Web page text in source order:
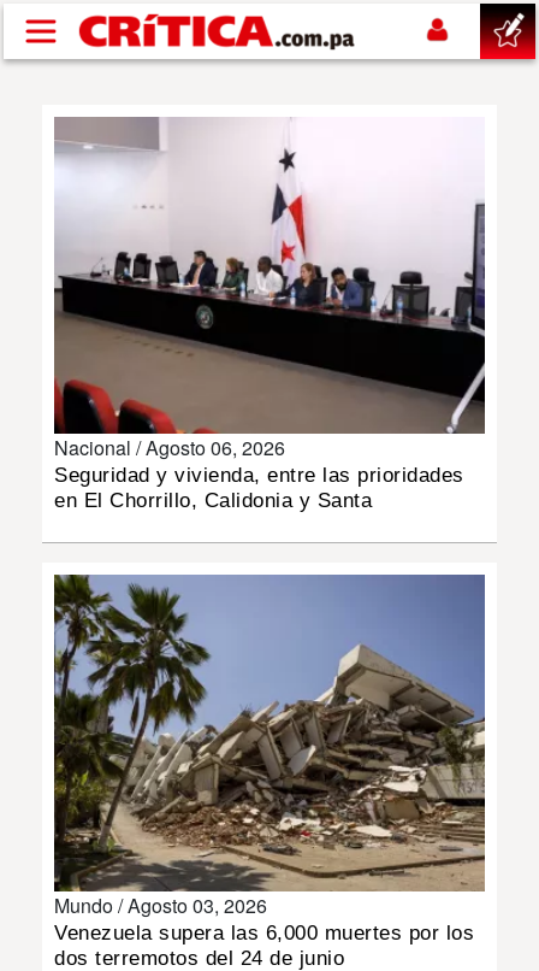
Pasar al contenido principal
POLÍTICA
SHOW
DEPORTES
INSÓLITAS
MULTIMEDIA
IMPRESO
Nacional /Agosto 06, 2026
Seguridad y vivienda, entre las prioridades
en El Chorrillo, Calidonia y Santa
Mundo /Agosto 03, 2026
Venezuela supera las 6,000 muertes por los
dos terremotos del 24 de junio